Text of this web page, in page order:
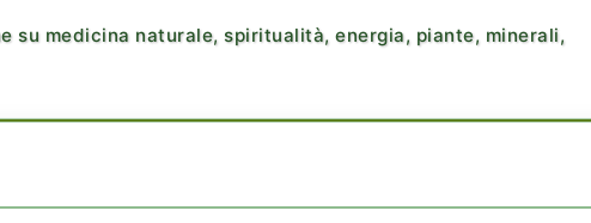
su medicina naturale, spiritualità, energia, piante, minerali,